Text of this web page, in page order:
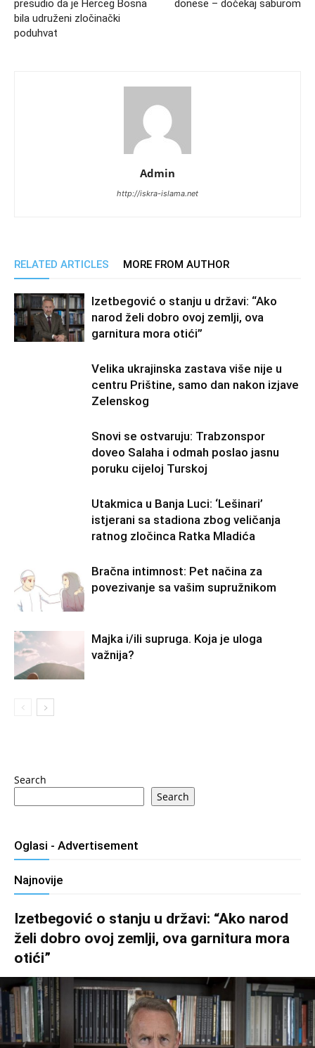
presudio da je Herceg Bosna
bila udruženi zločinački
poduhvat
donese – dočekaj saburom
Admin
http://iskra-islama.net
RELATED ARTICLES MORE FROM AUTHOR
Izetbegović o stanju u državi: “Ako
narod želi dobro ovoj zemlji, ova
garnitura mora otići”
Velika ukrajinska zastava više nije u
centru Prištine, samo dan nakon izjave
Zelenskog
Snovi se ostvaruju: Trabzonspor
doveo Salaha i odmah poslao jasnu
poruku cijeloj Turskoj
Utakmica u Banja Luci: ‘Lešinari’
istjerani sa stadiona zbog veličanja
ratnog zločinca Ratka Mladića
Bračna intimnost: Pet načina za
povezivanje sa vašim supružnikom
Majka i/ili supruga. Koja je uloga
važnija?
Search
Search
Oglasi - Advertisement
Najnovije
Izetbegović o stanju u državi: “Ako narod
želi dobro ovoj zemlji, ova garnitura mora
otići”